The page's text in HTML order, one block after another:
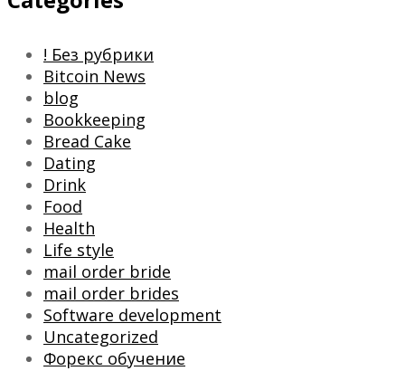
! Без рубрики
Bitcoin News
blog
Bookkeeping
Bread Cake
Dating
Drink
Food
Health
Life style
mail order bride
mail order brides
Software development
Uncategorized
Форекс обучение